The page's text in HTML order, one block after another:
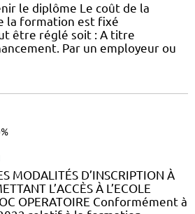
le diplôme Le coût de la
la formation est fixé
être réglé soit : A titre
Par un employeur ou
MODALITÉS D’INSCRIPTION À
L’ACCÈS À L’ECOLE
OPERATOIRE Conformément à